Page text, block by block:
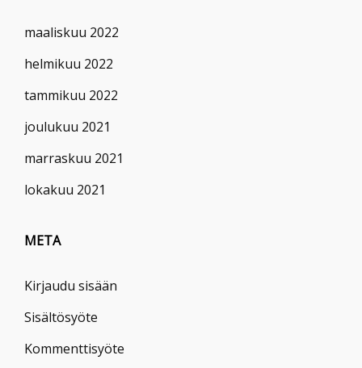
maaliskuu 2022
helmikuu 2022
tammikuu 2022
joulukuu 2021
marraskuu 2021
lokakuu 2021
META
Kirjaudu sisään
Sisältösyöte
Kommenttisyöte